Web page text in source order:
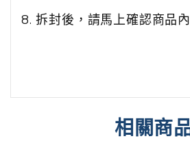
8. 拆封後，請馬上確認商品
相關商